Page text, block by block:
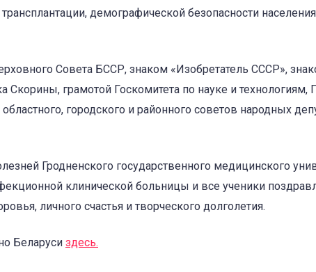
демографической безопасности
Совета БССР, знаком «Изобретатель СССР»,
грамотой Госкомитета по науке и технологиям,
городского и районного советов народных
Гродненского государственного медицинского
клинической больницы и все ученики
личного счастья и творческого долголетия.
Беларуси здесь.